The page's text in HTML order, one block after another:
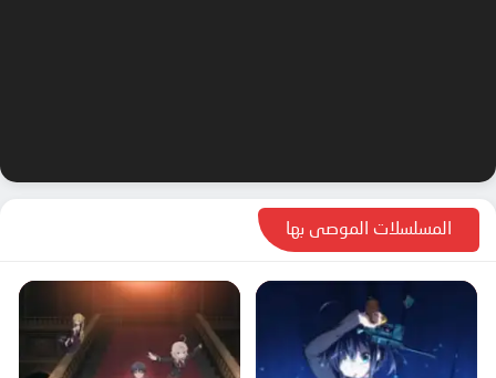
المسلسلات الموصى بها